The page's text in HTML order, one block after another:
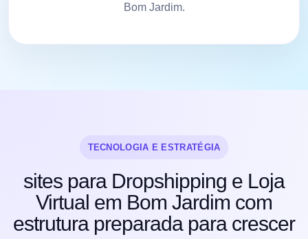
Bom Jardim.
TECNOLOGIA E ESTRATÉGIA
sites para Dropshipping e Loja
Virtual em Bom Jardim com
estrutura preparada para crescer